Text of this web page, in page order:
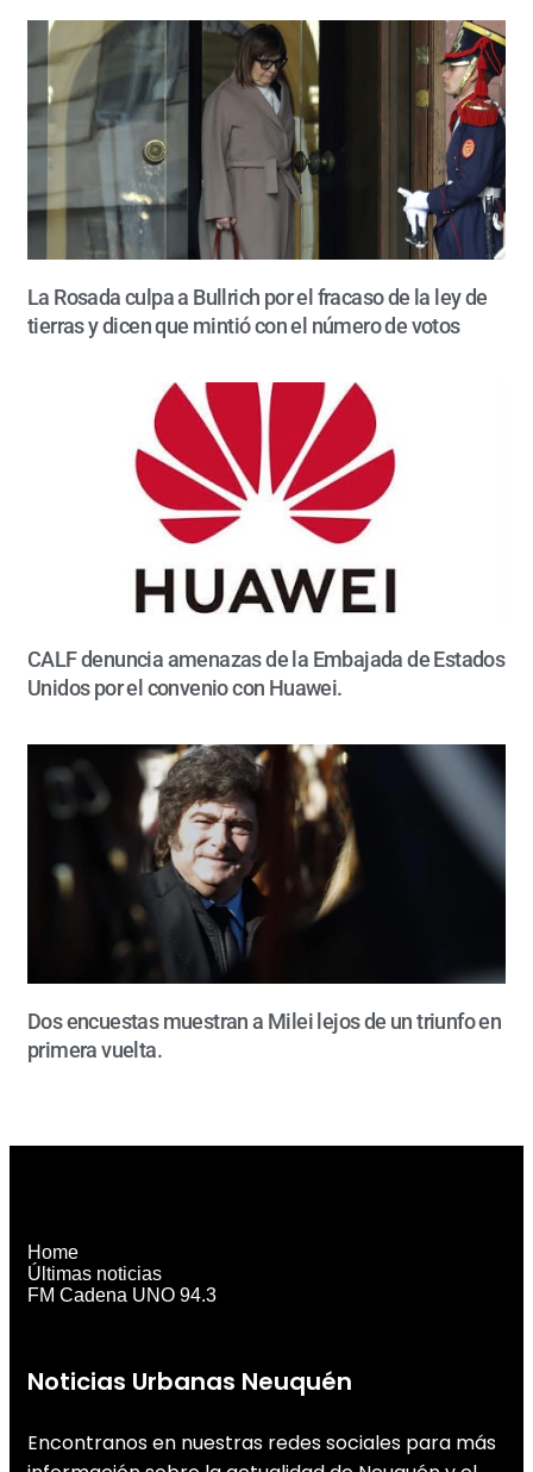
La Rosada culpa a Bullrich por el fracaso de la ley de
tierras y dicen que mintió con el número de votos
CALF denuncia amenazas de la Embajada de Estados
Unidos por el convenio con Huawei.
Dos encuestas muestran a Milei lejos de un triunfo en
primera vuelta.
Noticias Urbanas Neuquén
Encontranos en nuestras redes sociales para más
Home
Últimas noticias
FM Cadena UNO 94.3